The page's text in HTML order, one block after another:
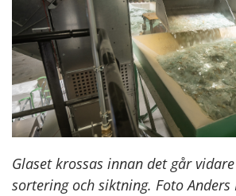
Glaset krossas innan det går
sortering och siktning. Foto Anders